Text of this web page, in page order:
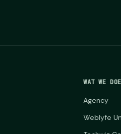
WAT WE
Agency
Weblyfe